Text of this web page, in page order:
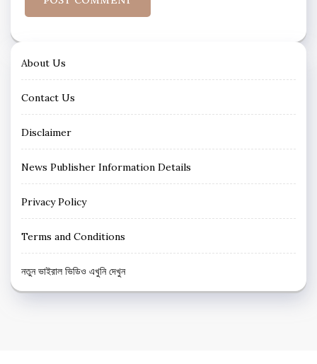
About Us
Contact Us
Disclaimer
News Publisher Information Details
Privacy Policy
Terms and Conditions
নতুন ভাইরাল ভিডিও এখুনি দেখুন